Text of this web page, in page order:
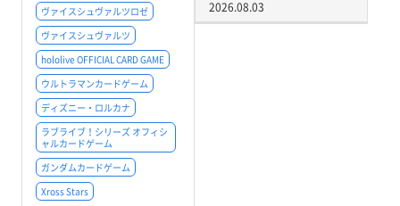
ヴァイスシュヴァルツロゼ
ヴァイスシュヴァルツ
hololive OFFICIAL CARD GAME
ウルトラマンカードゲーム
ディズニー・ロルカナ
ラブライブ！シリーズ オフィシ
ャルカードゲーム
ガンダムカードゲーム
Xross Stars
2026.08.03